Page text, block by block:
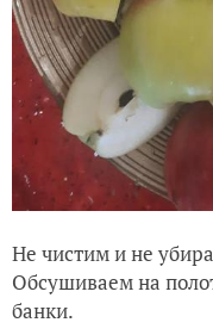
Не чистим и не
Обсушиваем на
банки.